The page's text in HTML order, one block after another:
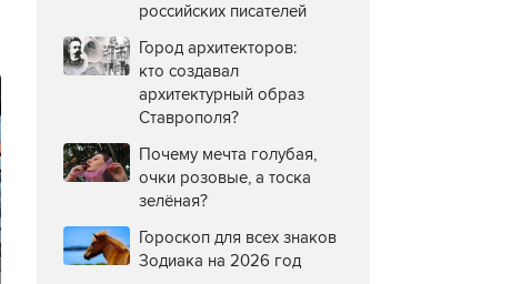
российских писателей
Город архитекторов:
кто создавал
архитектурный образ
Ставрополя?
Почему мечта голубая,
очки розовые, а тоска
зелёная?
Гороскоп для всех знаков
Зодиака на 2026 год